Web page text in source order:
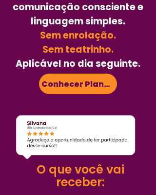
comunicação consciente e
linguagem simples.
Sem enrolação.
Sem teatrinho.
Aplicável no dia seguinte.
Conhecer Planos
O que você vai
receber: